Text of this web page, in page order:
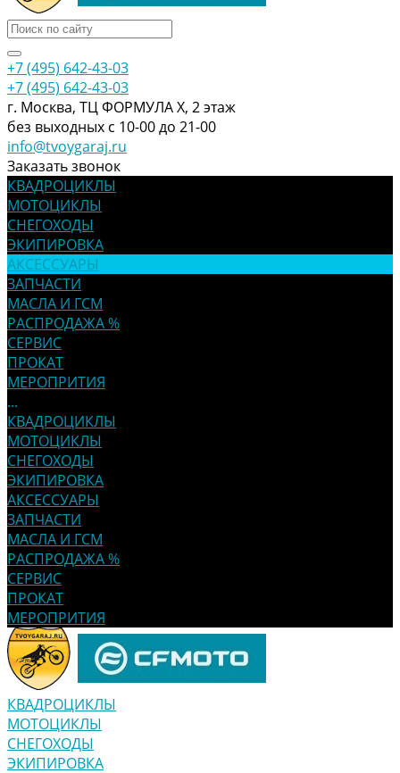
+7 (495) 642-43-03
+7 (495) 642-43-03
г. Москва, ТЦ ФОРМУЛА Х, 2 этаж
без выходных с 10-00 до 21-00
info@tvoygaraj.ru
Заказать звонок
КВАДРОЦИКЛЫ
МОТОЦИКЛЫ
СНЕГОХОДЫ
ЭКИПИРОВКА
АКСЕССУАРЫ
ЗАПЧАСТИ
МАСЛА И ГСМ
РАСПРОДАЖА %
СЕРВИС
ПРОКАТ
МЕРОПРИТИЯ
...
КВАДРОЦИКЛЫ
МОТОЦИКЛЫ
СНЕГОХОДЫ
ЭКИПИРОВКА
АКСЕССУАРЫ
ЗАПЧАСТИ
МАСЛА И ГСМ
РАСПРОДАЖА %
СЕРВИС
ПРОКАТ
МЕРОПРИТИЯ
КВАДРОЦИКЛЫ
МОТОЦИКЛЫ
СНЕГОХОДЫ
ЭКИПИРОВКА